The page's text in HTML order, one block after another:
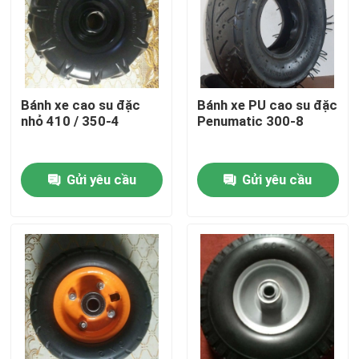
Tham quan nhà máy
Kiểm soát chất lượng
Tin tức
Tất cả các trường hợp
Lốp xe tải
TBR Lốp
Bánh xe cao su đặc
nhỏ 410 / 350-4
Gửi yêu cầu
Bánh xe PU cao su đặc
Penumatic 300-8
Gửi yêu cầu